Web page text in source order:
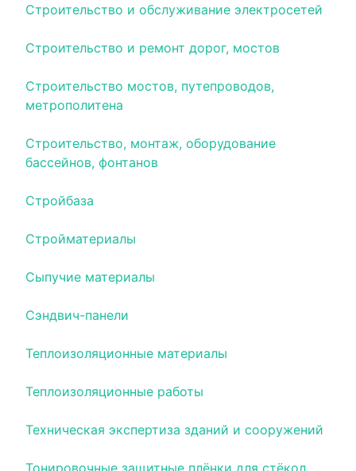
Строительство и обслуживание электросетей
Строительство и ремонт дорог, мостов
Строительство мостов, путепроводов,
метрополитена
Строительство, монтаж, оборудование
бассейнов, фонтанов
Стройбаза
Стройматериалы
Сыпучие материалы
Сэндвич-панели
Теплоизоляционные материалы
Теплоизоляционные работы
Техническая экспертиза зданий и сооружений
Тонировочные защитные плёнки для стёкол